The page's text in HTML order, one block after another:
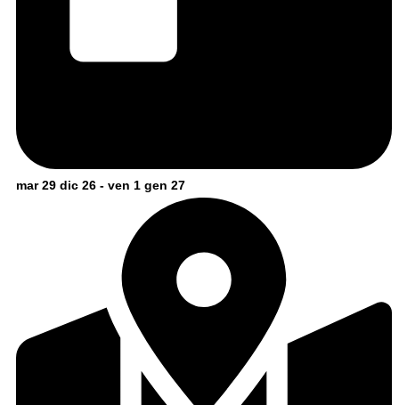
mar 29 dic 26 - ven 1 gen 27